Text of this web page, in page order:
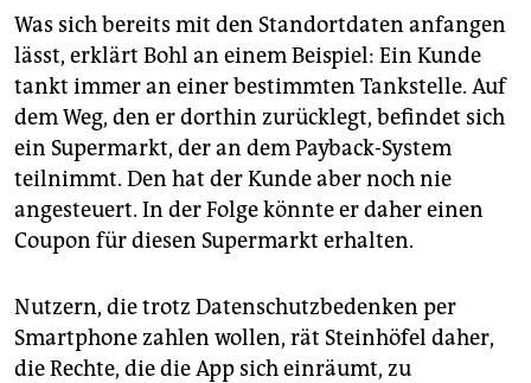
Was sich bereits mit den Standortdaten anfangen
lässt, erklärt Bohl an einem Beispiel: Ein Kunde
tankt immer an einer bestimmten Tankstelle. Auf
dem Weg, den er dorthin zurücklegt, befindet sich
ein Supermarkt, der an dem Payback-System
teilnimmt. Den hat der Kunde aber noch nie
angesteuert. In der Folge könnte er daher einen
Coupon für diesen Supermarkt erhalten.
Nutzern, die trotz Datenschutzbedenken per
Smartphone zahlen wollen, rät Steinhöfel daher,
die Rechte, die die App sich einräumt, zu